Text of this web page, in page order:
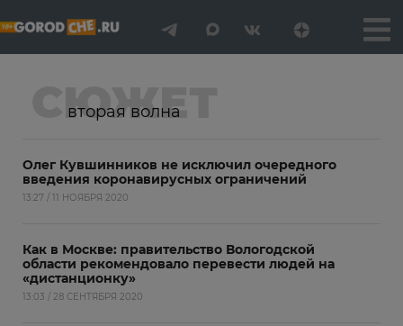
СЮЖЕТ
вторая волна
Олег Кувшинников не исключил очередного
введения коронавирусных ограничений
13:27 / 11 НОЯБРЯ 2020
Как в Москве: правительство Вологодской
области рекомендовало перевести людей на
«дистанционку»
13:03 / 28 СЕНТЯБРЯ 2020